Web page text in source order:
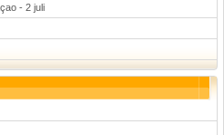
- 2 juli